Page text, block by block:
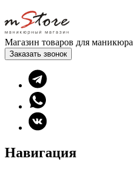
Магазин товаров для маникюра
Заказать звонок
Навигация